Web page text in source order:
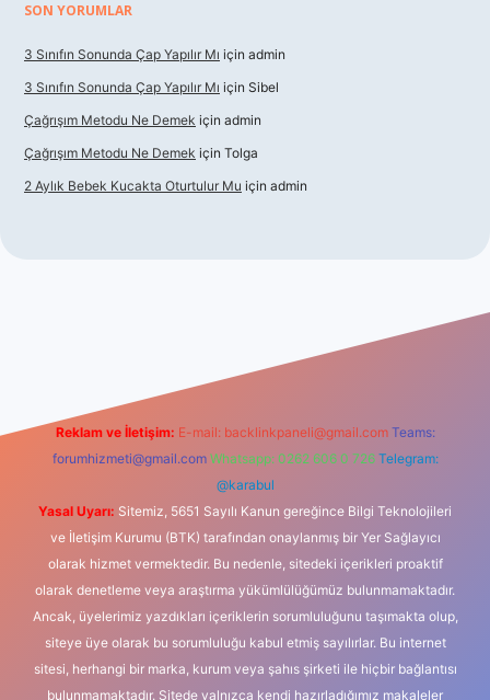
SON YORUMLAR
3 Sınıfın Sonunda Çap Yapılır Mı için admin
3 Sınıfın Sonunda Çap Yapılır Mı için Sibel
Çağrışım Metodu Ne Demek için admin
Çağrışım Metodu Ne Demek için Tolga
2 Aylık Bebek Kucakta Oturtulur Mu için admin
Reklam ve İletişim: E-mail: backlinkpaneli@gmail.com Teams:
forumhizmeti@gmail.com Whatsapp: 0262 606 0 726 Telegram:
@karabul
Yasal Uyarı: Sitemiz, 5651 Sayılı Kanun gereğince Bilgi Teknolojileri
ve İletişim Kurumu (BTK) tarafından onaylanmış bir Yer Sağlayıcı
olarak hizmet vermektedir. Bu nedenle, sitedeki içerikleri proaktif
olarak denetleme veya araştırma yükümlülüğümüz bulunmamaktadır.
Ancak, üyelerimiz yazdıkları içeriklerin sorumluluğunu taşımakta olup,
siteye üye olarak bu sorumluluğu kabul etmiş sayılırlar. Bu internet
sitesi, herhangi bir marka, kurum veya şahıs şirketi ile hiçbir bağlantısı
bulunmamaktadır. Sitede yalnızca kendi hazırladığımız makaleler